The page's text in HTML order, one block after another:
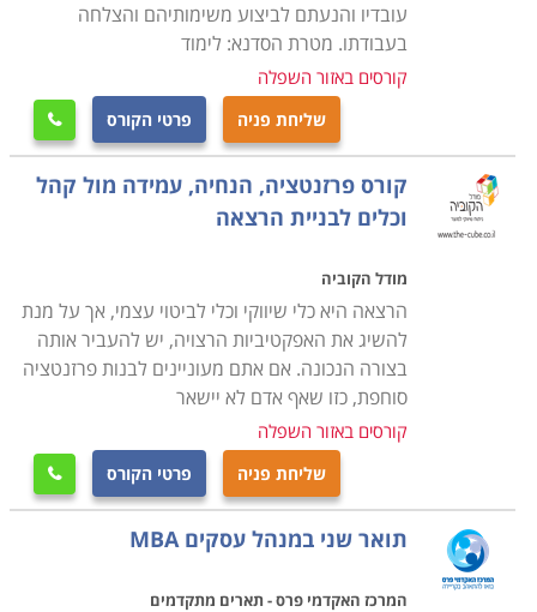
קמעונאיים, שירותי בריאות, עסקי מזון ומשקאות, שלטון
מקומי וקהילה, משא ומתן, קונפליקטים ושיתופי פעולה.
מסלולים אחרים מציעים הכשרות אחרות, חלקן עונות על
צרכים מקצועיים פרטניים ונקודתיים, ואחרים מעניקים ידע
רוחבי וכללי יותר. בין אלו ניתן למנות קורסים העוסקים
ברציונליות ואמוציונליות בקבלת החלטות, מנהל ציבורי, ייעוץ
ארגוני וליווי מנהלים, הכשרת דירקטורים לחברות עסקיות
עסקית, לימודי פיננסים למנהלים, מדיניות תגמול והטבות,
לימודי ביקורת פנים, עבודת צוות, יחסי ודיני עבודה, אתיקה,
גבייה והוצאה לפועל, יישום פסיכולוגיה חיובית, ניתוח דו"חות
כספיים והערכת שווי חברות, קורס ניהול מוצר, שיווק במדיה
הדיגיטלית, מכשור ובקרת תהליכים, כלי מודיעין תחרותי
לעסקים ופיצוח סביבה תחרותית.
קורס הכשרת מנהלים תוכלו למצוא במוסדות לימוד רבים
בכל רחבי הארץ מהצפון עד לדרום. חיפה, תל אביב,
ירושלים ובאר שבע הן רק חלק מהערים בהן תוכלו ללמוד
קורס זה.
עובדיו והנעתם לביצוע משימותיהם והצלחה
בעבודתו. מטרת הסדנא: לימוד
קורסים באזור השפלה
שליחת פניה פרטי הקורס 
קורס פרזנטציה, הנחיה, עמידה מול קהל
וכלים לבניית הרצאה
מודל הקוביה
הרצאה היא כלי שיווקי וכלי לביטוי עצמי, אך על מנת
להשיג את האפקטיביות הרצויה, יש להעביר אותה
בצורה הנכונה. אם אתם מעוניינים לבנות פרזנטציה
סוחפת, כזו שאף אדם לא יישאר
קורסים באזור השפלה
שליחת פניה פרטי הקורס 
תואר שני במנהל עסקים MBA
המרכז האקדמי פרס - תארים מתקדמים